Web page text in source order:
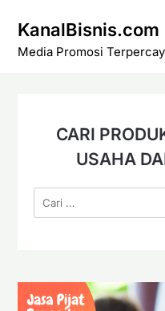
content
KanalBisnis.com
Media Promosi
CARI
USAHA
Cari
untuk: